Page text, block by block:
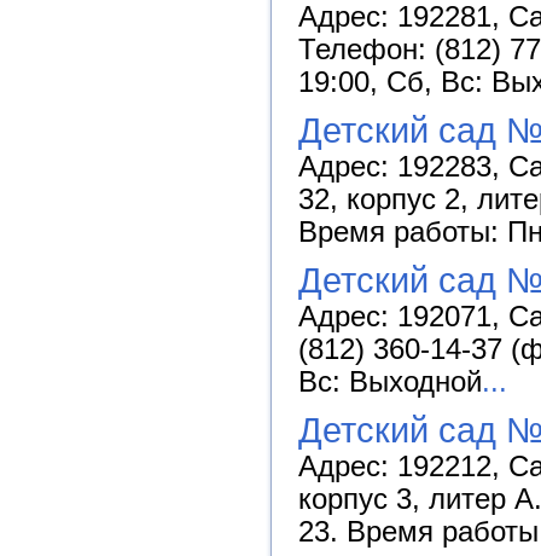
Адрес: 192281,
Телефон: (812)
19:00, Сб, Вс:
Детский сад
Адрес: 192283,
32, корпус 2,
Время работы:
Детский сад
Адрес: 192071,
(812) 360-14-37
Вс: Выходной...
Детский сад
Адрес: 192212,
корпус 3, литер
23. Время